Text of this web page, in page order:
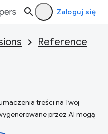
Zaloguj się
Reference
treści na Twój
przez AI mogą